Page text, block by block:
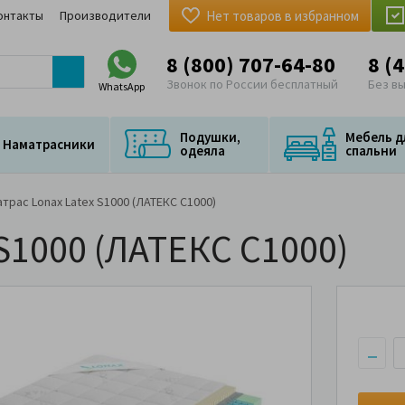
Производители Нет товаров в избранном
WhatsApp
8 (800) 707-64-80
Звонок по России бесплатный
8
Без
Наматрасники Подушки,
одеяла
Мебель
спальни
Lonax Latex S1000 (ЛАТЕКС С1000)
(ЛАТЕКС С1000)